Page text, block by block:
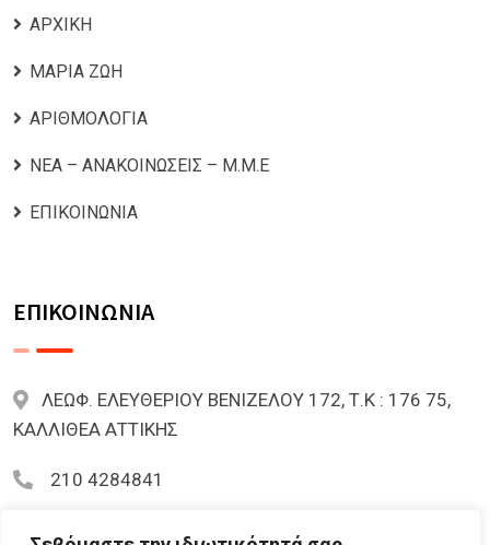
ΑΡΧΙΚΗ
ΜΑΡΙΑ ΖΩΗ
ΑΡΙΘΜΟΛΟΓΙΑ
ΝΕΑ – ΑΝΑΚΟΙΝΩΣΕΙΣ – Μ.Μ.Ε
ΕΠΙΚΟΙΝΩΝΙΑ
ΕΠΙΚΟΙΝΩΝΙΑ
ΛΕΩΦ. ΕΛΕΥΘΕΡΙΟΥ ΒΕΝΙΖΕΛΟΥ 172, Τ.Κ : 176 75,
ΚΑΛΛΙΘΕΑ ΑΤΤΙΚΗΣ
210 4284841
mariazoi.powernumbers@gmail.com